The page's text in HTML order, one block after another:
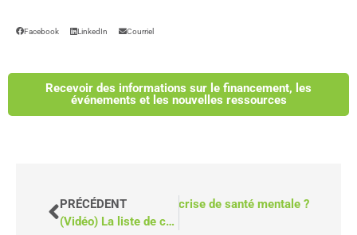
Facebook LinkedIn Courriel
Recevoir des informations sur le financement, les
événements et les nouvelles ressources
PRÉCÉDENT
(Vidéo) La liste de contrôle ultime pour comparer les devis de fourgons pour fauteuils roulants
les personnes en situation de crise de santé mentale ?